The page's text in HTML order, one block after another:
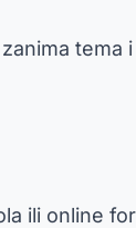
ili online